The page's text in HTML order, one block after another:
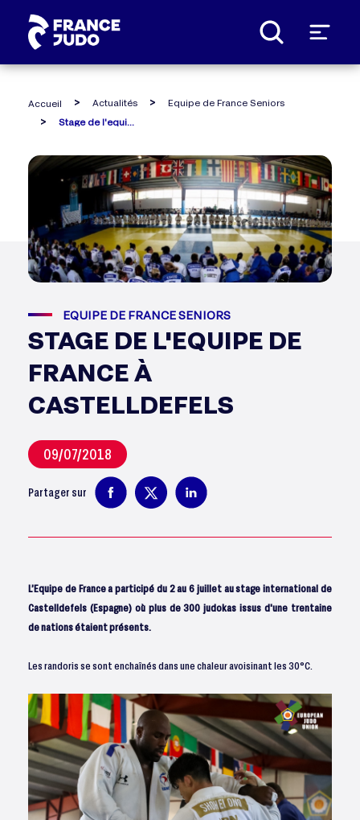
Accueil Actualités
Equipe de France Seniors
EQUIPE DE FRANCE SENIORS
STAGE DE L'EQUIPE DE
FRANCE À
CASTELLDEFELS
09/07/2018
Partager sur
L’Equipe de France a participé du 2 au 6 juillet au stage international de
Castelldefels (Espagne) où plus de 300 judokas issus d'une trentaine
de nations étaient présents.
Les randoris se sont enchaînés dans une chaleur avoisinant les 30°C.